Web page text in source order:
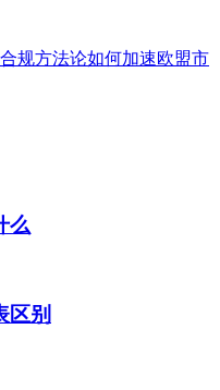
规方法论如何加速欧盟市
么
区别